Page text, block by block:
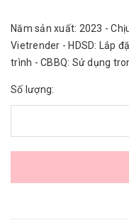
Năm sản xuất: 2023 -
Vietrender - HDSD: Lắp
trình - CBBQ: Sử dụng
Số lượng: